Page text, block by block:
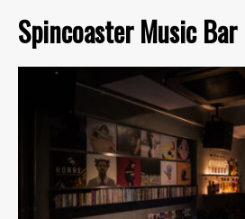
Spincoaster Music Bar